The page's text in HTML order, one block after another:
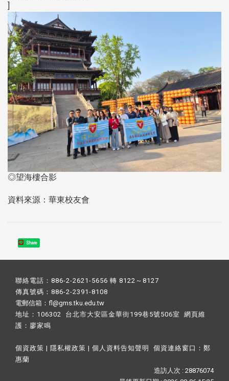
]
◎望海樓合影
資料來源：華東校友會
Share
聯絡電話：886-2-2621-5656 轉 8122～8127
傳真號碼：886-2-2391-8108
電郵信箱：fl@gms.tku.edu.tw
地址：106302 台北市大安區金華街199巷5號506室 網頁維
護： 廖家鳴​
個資政策 | 隱私權政策 | 個人資料告知聲明 個資連絡窗口： 鄭
惠蘭
造訪人次 : 28876074